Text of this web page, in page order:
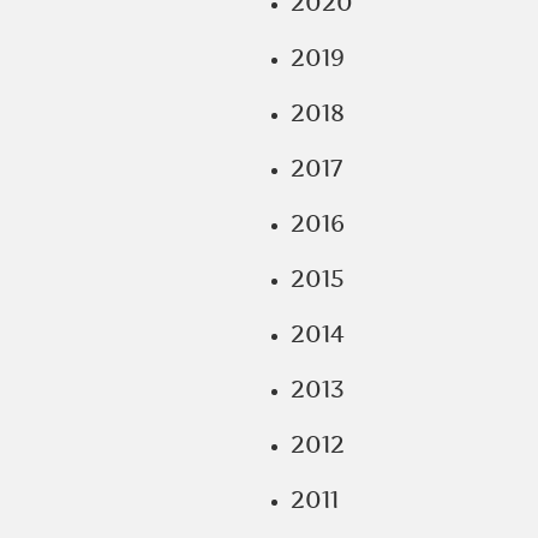
2019
2018
2017
2016
2015
2014
2013
2012
2011